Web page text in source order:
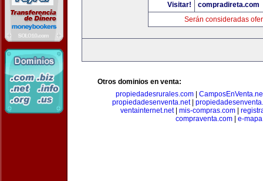
Visitar!
compradireta.com
Serán consideradas
Otros dominios en venta:
propiedadesrurales.com
propiedadesenventa.net
ventainternet.net| mis-compras.com|
compraventa.com
e-